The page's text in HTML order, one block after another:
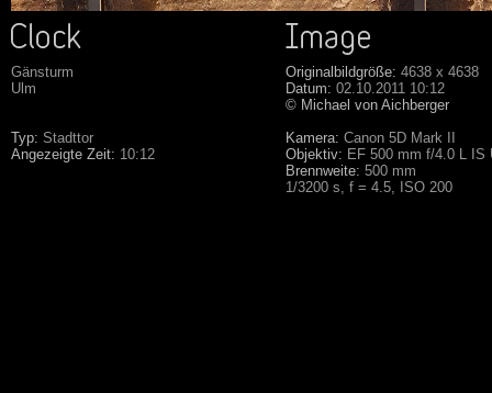
Gänsturm
Ulm
Typ: Stadttor
Angezeigte Zeit: 10:12
Originalbildgröße: 4638 x 4638
Datum: 02.10.2011 10:12
© Michael von Aichberger
Kamera: Canon 5D Mark II
Objektiv: EF 500 mm f/4.0 L IS
Brennweite: 500 mm
1/3200 s, f = 4.5, ISO 200